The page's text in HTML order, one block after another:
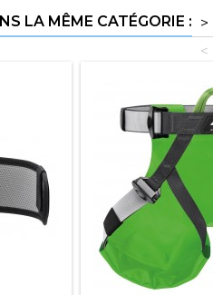
LA MÊME CATÉGORIE : >
<